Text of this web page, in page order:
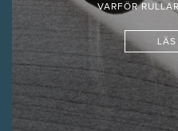
VARFÖR